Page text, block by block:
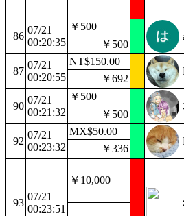
86
07/21
00:20:35
￥500
￥500
87
07/21
00:20:55
NT$150.00
￥692
90
07/21
00:21:32
￥500
￥500
92
07/21
00:23:32
MX$50.00
￥336
93
07/21
00:23:51
￥10,000